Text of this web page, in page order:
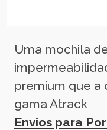
Uma mochila
premium que a
gama Atrack
Envios para